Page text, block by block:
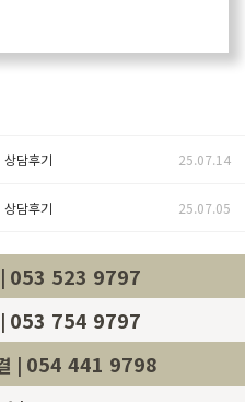
담후기 25.07.14
담후기 25.07.05
053 523 9797
053 754 9797
| 054 441 9798